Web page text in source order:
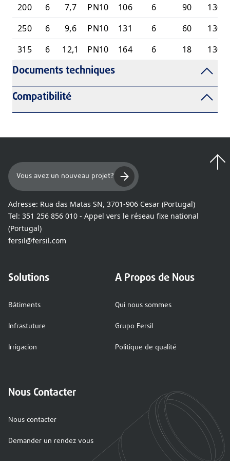
200
6 7,7 PN10 106 6 90
250
6 9,6 PN10 131 6 60
315
6 12,1 PN10 164 6 18
Documents techniques
Compatibilité
Vous avez un nouveau projet?
Adresse: Rua das Matas SN, 3701-906 Cesar (Portugal)
Tel: 351 256 856 010 - Appel vers le réseau fixe national
(Portugal)
fersil@fersil.com
Solutions
Bâtiments
Infrastuture
Irrigacion
A Propos de Nous
Qui nous sommes
Grupo Fersil
Politique de qualité
Nous Contacter
Nous contacter
Demander un rendez vous